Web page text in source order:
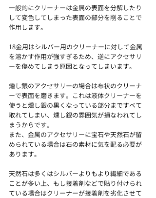
一般的にクリーナーは金属の表面を分解したり
して変色してしまった表面の部分を削ることで
作用します。
18金用はシルバー用のクリーナーに対して金属
を溶かす作用が強すぎるため、逆にアクセサリ
ーを傷めてしまう原因となってしまいます。
燻し銀のアクセサリーの場合は布状のクリーナ
ーで表面を磨きます。これは液体クリーナーを
使うと燻し銀の黒くなっている部分まですべて
取れてしまい、燻し銀の雰囲気が損なわれてし
まうからです。
また、金属のアクセサリーに宝石や天然石が留
められている場合は石の素材に気を配る必要が
あります。
天然石は多くはシルバーよりもより繊細である
ことが多い上、もし接着剤などで貼り付けられ
ている場合はクリーナーが接着剤を劣化させて